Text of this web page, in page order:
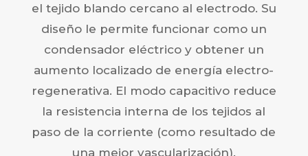
el tejido blando cercano al electrodo. Su
diseño le permite funcionar como un
condensador eléctrico y obtener un
aumento localizado de energía electro-
regenerativa. El modo capacitivo reduce
la resistencia interna de los tejidos al
paso de la corriente (como resultado de
una mejor vascularización).